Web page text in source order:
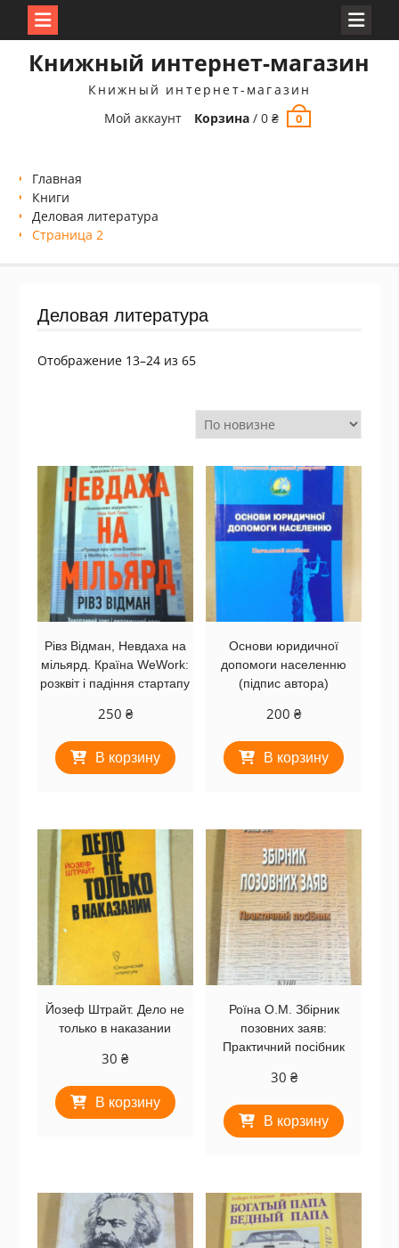
Книжный интернет-магазин
Книжный интернет-магазин
Мой аккаунт
Корзина /0₴ 0
Главная
Книги
Деловая литература
Страница 2
Деловая литература
Отображение 13–24 из 65Сортировка:
Рівз Відман, Невдаха на
мільярд. Країна WeWork:
розквіт і падіння стартапу
250 ₴
В корзину
Основи юридичної
допомоги населенню
(підпис автора)
200₴
В корзину
Йозеф Штрайт. Дело не
только в наказании
30₴
В корзину
Роїна О.М. Збірник
позовних заяв:
Практичний посібник
30 ₴
В корзину